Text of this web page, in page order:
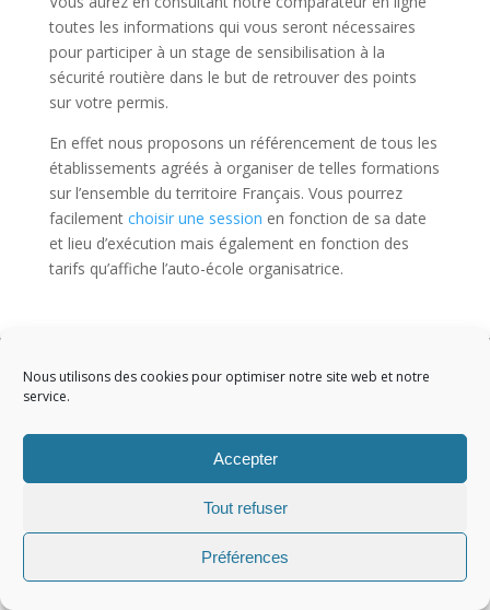
Nous utilisons des cookies pour optimiser notre site web et notre
service.
Accepter
Tout refuser
Préférences
toutes les informations qui vous seront nécessaires
pour participer à un stage de sensibilisation à la
sécurité routière dans le but de retrouver des points
sur votre permis.
En effet nous proposons un référencement de tous les
établissements agréés à organiser de telles formations
sur l’ensemble du territoire Français. Vous pourrez
facilement choisir une session en fonction de sa date
et lieu d’exécution mais également en fonction des
tarifs qu’affiche l’auto-école organisatrice.
Copyright 2022